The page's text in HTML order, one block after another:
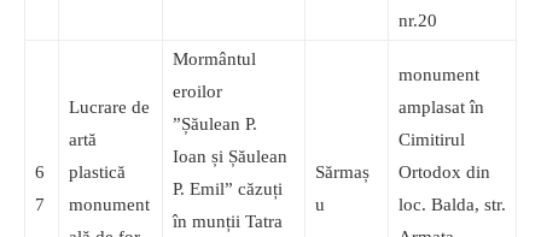
nr.20
6
7
Lucrare de
artă
plastică
monument
Mormântul
eroilor
”Șăulean P.
Ioan și Șăulean
P. Emil” căzuți
în munții Tatra
Sărmaș
u
monument
amplasat în
Cimitirul
Ortodox din
loc. Balda, str.